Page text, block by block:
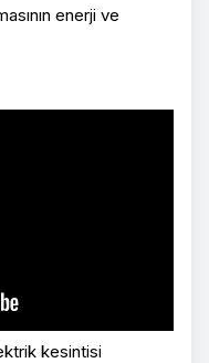
enerji ve
kesintisi